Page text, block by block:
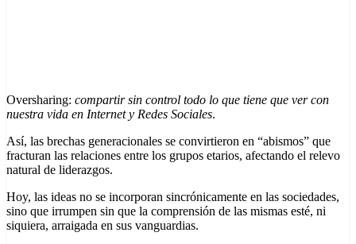
Oversharing: compartir sin control todo lo que tiene que ver con
nuestra vida en Internet y Redes Sociales.
Así, las brechas generacionales se convirtieron en “abismos” que
fracturan las relaciones entre los grupos etarios, afectando el relevo
natural de liderazgos.
Hoy, las ideas no se incorporan sincrónicamente en las sociedades,
sino que irrumpen sin que la comprensión de las mismas esté, ni
siquiera, arraigada en sus vanguardias.